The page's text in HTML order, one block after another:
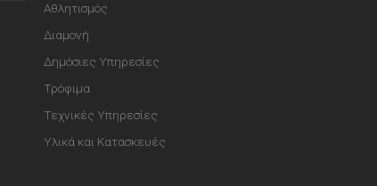
Αθλητισμός
Διαμονή
Δημόσιες Υπηρεσίες
Τρόφιμα
Τεχνικές Υπηρεσίες
Υλικά και Κατασκευές